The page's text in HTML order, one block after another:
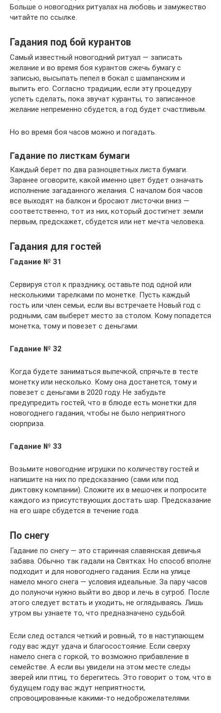
Больше о новогодних ритуалах на любовь и замужество
читайте по ссылке.
Гадания под бой курантов
Самый известный новогодний ритуал — записать
желание и во время боя курантов сжечь бумагу с
записью, высыпать пепел в бокал с шампанским и
выпить его. Согласно традиции, если эту процедуру
успеть сделать, пока звучат куранты, то записанное
желание непременно сбудется, а год будет счастливым.
Но во время боя часов можно и погадать.
Гадание по листкам бумаги
Каждый берет по два разноцветных листа бумаги.
Заранее оговорите, какой именно цвет будет означать
исполнение загаданного желания. С началом боя часов
все выходят на балкон и бросают листочки вниз —
соответственно, тот из них, который достигнет земли
первым, предскажет, сбудется или нет мечта человека.
Гадания для гостей
Гадание № 31
Сервируя стол к празднику, оставьте под одной или
несколькими тарелками по монетке. Пусть каждый
гость или член семьи, если вы встречаете Новый год с
родными, сам выберет место за столом. Кому попадется
монетка, тому и повезет с деньгами.
Гадание № 32
Когда будете заниматься выпечкой, спрячьте в тесте
монетку или несколько. Кому она достанется, тому и
повезет с деньгами в 2020 году. Не забудьте
предупредить гостей, что в блюде есть монетки для
новогоднего гадания, чтобы не было неприятного
сюрприза.
Гадание № 33
Возьмите новогодние игрушки по количеству гостей и
напишите на них по предсказанию (сами или под
диктовку компании). Сложите их в мешочек и попросите
каждого из присутствующих достать шар. Предсказание
на его шаре сбудется в течение года.
По снегу
Гадание по снегу — это старинная славянская девичья
забава. Обычно так гадали на Святках. Но способ вполне
подходит и для новогоднего гадания. Если на улице
намело много снега — условия идеальные. За пару часов
до полуночи нужно выйти во двор и лечь в сугроб. После
этого следует встать и уходить, не оглядываясь. Лишь
утром вы узнаете то, что предназначено судьбой.
Если след остался четкий и ровный, то в наступающем
году вас ждут удача и благосостояние. Если сверху
намело снега с горкой, то возможно прибавление в
семействе. А если вы увидели на этом месте следы
зверей или птиц, то берегитесь. Это говорит о том, что в
будущем году вас ждут неприятности,
спровоцированные какими-то недоброжелателями.